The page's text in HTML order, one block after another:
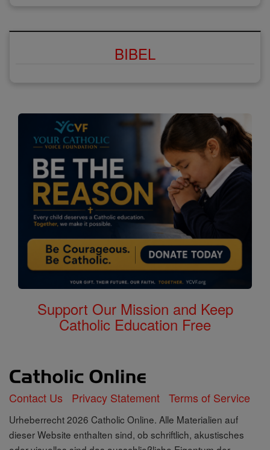
BIBEL
Support Our Mission and Keep
Catholic Education Free
Contact Us Privacy Statement Terms of Service
Urheberrecht 2026 Catholic Online. Alle Materialien auf
dieser Website enthalten sind, ob schriftlich, akustisches